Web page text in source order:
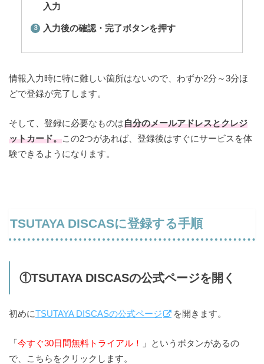
入力
入力後の確認・完了ボタンを押す
情報入力時に特に難しい箇所はないので、わずか2分～3分ほ
どで登録が完了します。
そして、登録に必要なものは自分のメールアドレスとクレジ
ットカード。この2つがあれば、登録後はすぐにサービスを体
験できるようになります。
TSUTAYA DISCASに登録する手順
①TSUTAYA DISCASの公式ページを開く
初めにTSUTAYA DISCASの公式ページ を開きます。
「今すぐ30日間無料トライアル！
」というボタンがあるの
で、こちらをクリックします。